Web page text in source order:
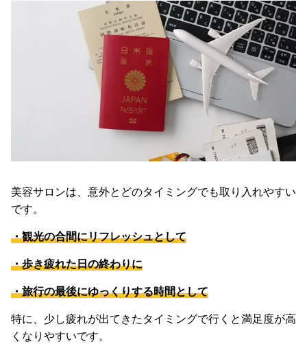
美容サロンは、意外とどのタイミングでも取り入れやすい
です。
・観光の合間にリフレッシュとして
・歩き疲れた日の終わりに
・旅行の最後にゆっくりする時間として
特に、少し疲れが出てきたタイミングで行くと満足度が高
くなりやすいです。